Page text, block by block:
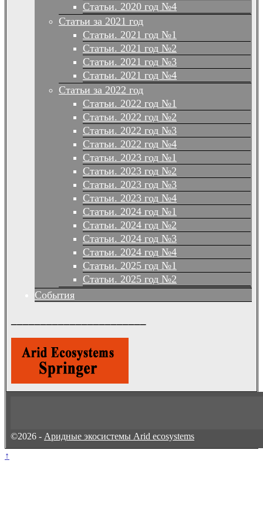
Статьи. 2020 год №4
Статьи за 2021 год
Статьи. 2021 год №1
Статьи. 2021 год №2
Статьи. 2021 год №3
Статьи. 2021 год №4
Статьи за 2022 год
Статьи. 2022 год №1
Статьи. 2022 год №2
Статьи. 2022 год №3
Статьи. 2022 год №4
Статьи. 2023 год №1
Статьи. 2023 год №2
Статьи. 2023 год №3
Статьи. 2023 год №4
Статьи. 2024 год №1
Статьи. 2024 год №2
Статьи. 2024 год №3
Статьи. 2024 год №4
Статьи. 2025 год №1
Статьи. 2025 год №2
События
©2026 - Аридные экосистемы Arid ecosystems
↑